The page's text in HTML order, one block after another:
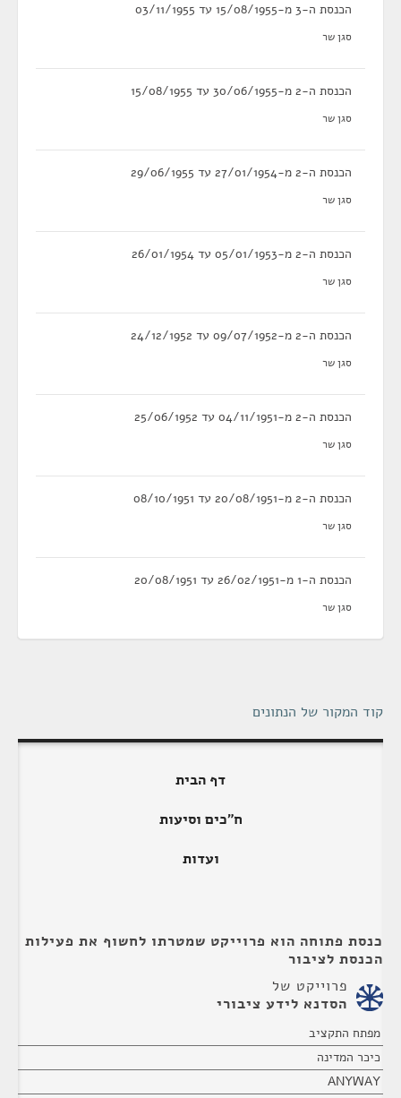
הכנסת ה-3 מ-15/08/1955 עד 03/11/1955
סגן שר
הכנסת ה-2 מ-30/06/1955 עד 15/08/1955
סגן שר
הכנסת ה-2 מ-27/01/1954 עד 29/06/1955
סגן שר
הכנסת ה-2 מ-05/01/1953 עד 26/01/1954
סגן שר
הכנסת ה-2 מ-09/07/1952 עד 24/12/1952
סגן שר
הכנסת ה-2 מ-04/11/1951 עד 25/06/1952
סגן שר
הכנסת ה-2 מ-20/08/1951 עד 08/10/1951
סגן שר
הכנסת ה-1 מ-26/02/1951 עד 20/08/1951
סגן שר
קוד המקור של הנתונים
דף הבית
ח"כים וסיעות
ועדות
כנסת פתוחה הוא פרוייקט שמטרתו לחשוף את פעילות
הכנסת לציבור
פרוייקט של
הסדנא לידע ציבורי
מפתח התקציב
כיכר המדינה
ANYWAY